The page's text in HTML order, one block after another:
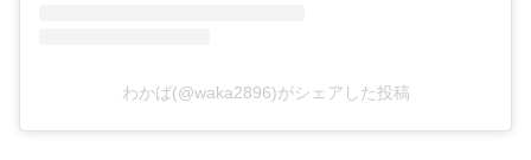
わかば(@waka2896)がシェアした投稿